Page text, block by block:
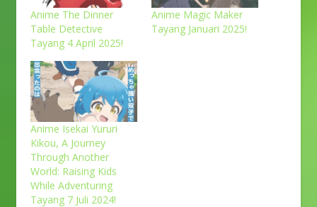
Anime The Dinner
Table Detective
Tayang 4 April 2025!
Anime Magic Maker
Tayang Januari 2025!
Anime Isekai Yururi
Kikou, A Journey
Through Another
World: Raising Kids
While Adventuring
Tayang 7 Juli 2024!